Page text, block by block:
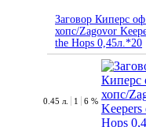
Заговор Киперс оф
хопс/Zagovor
the Hops 0,45л.*20
0.45 л. 1 6 %